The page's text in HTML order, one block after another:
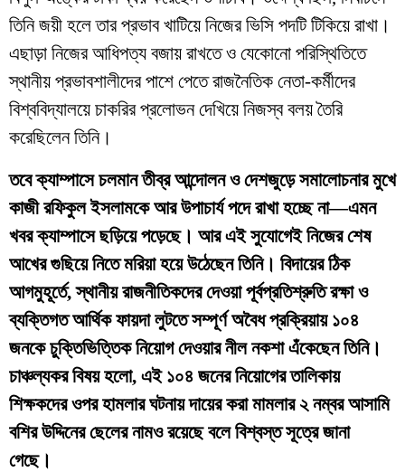
তিনি জয়ী হলে তার প্রভাব খাটিয়ে নিজের ভিসি পদটি টিকিয়ে রাখা।
এছাড়া নিজের আধিপত্য বজায় রাখতে ও যেকোনো পরিস্থিতিতে
স্থানীয় প্রভাবশালীদের পাশে পেতে রাজনৈতিক নেতা-কর্মীদের
বিশ্ববিদ্যালয়ে চাকরির প্রলোভন দেখিয়ে নিজস্ব বলয় তৈরি
করেছিলেন তিনি।
তবে ক্যাম্পাসে চলমান তীব্র আন্দোলন ও দেশজুড়ে সমালোচনার মুখে
কাজী রফিকুল ইসলামকে আর উপাচার্য পদে রাখা হচ্ছে না—এমন
খবর ক্যাম্পাসে ছড়িয়ে পড়েছে। আর এই সুযোগেই নিজের শেষ
আখের গুছিয়ে নিতে মরিয়া হয়ে উঠেছেন তিনি। বিদায়ের ঠিক
আগমুহূর্তে, স্থানীয় রাজনীতিকদের দেওয়া পূর্বপ্রতিশ্রুতি রক্ষা ও
ব্যক্তিগত আর্থিক ফায়দা লুটতে সম্পূর্ণ অবৈধ প্রক্রিয়ায় ১০৪
জনকে চুক্তিভিত্তিক নিয়োগ দেওয়ার নীল নকশা এঁকেছেন তিনি।
চাঞ্চল্যকর বিষয় হলো, এই ১০৪ জনের নিয়োগের তালিকায়
শিক্ষকদের ওপর হামলার ঘটনায় দায়ের করা মামলার ২ নম্বর আসামি
বশির উদ্দিনের ছেলের নামও রয়েছে বলে বিশ্বস্ত সূত্রে জানা
গেছে।